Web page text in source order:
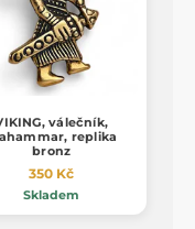
válečník,
replika
bronz
350 Kč
Skladem